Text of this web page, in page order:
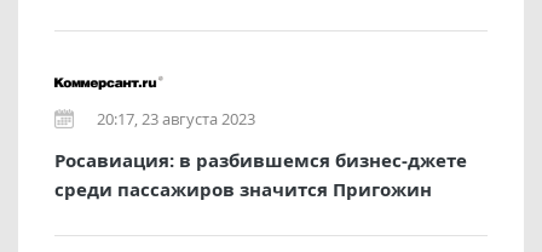
20:17, 23 августа 2023
Росавиация: в разбившемся бизнес-джете
среди пассажиров значится Пригожин